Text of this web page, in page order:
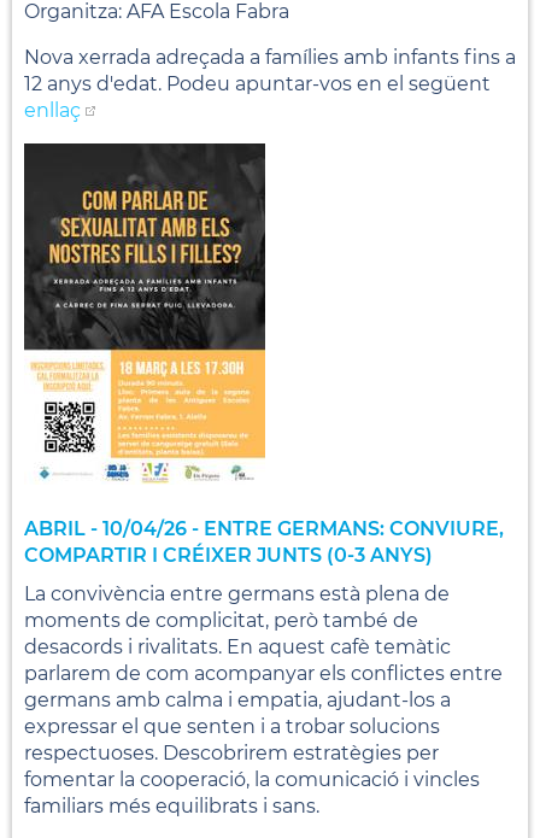
Organitza: AFA Escola Fabra
Nova xerrada adreçada a famílies amb infants fins a
12 anys d'edat. Podeu apuntar-vos en el següent
enllaç
ABRIL - 10/04/26 - ENTRE GERMANS: CONVIURE,
COMPARTIR I CRÉIXER JUNTS (0-3 ANYS)
La convivència entre germans està plena de
moments de complicitat, però també de
desacords i rivalitats. En aquest cafè temàtic
parlarem de com acompanyar els conflictes entre
germans amb calma i empatia, ajudant-los a
expressar el que senten i a trobar solucions
respectuoses. Descobrirem estratègies per
fomentar la cooperació, la comunicació i vincles
familiars més equilibrats i sans.